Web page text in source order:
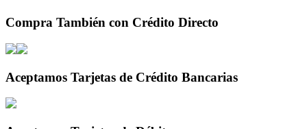
Compra También con Crédito Directo
Aceptamos Tarjetas de Crédito Bancarias